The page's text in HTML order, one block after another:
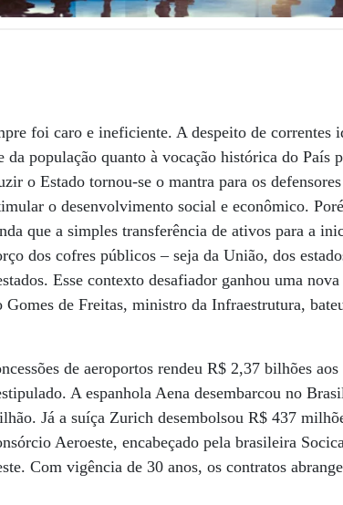
foi caro e ineficiente. A despeito de correntes
da população quanto à vocação histórica do País
o Estado tornou-se o mantra para os
o desenvolvimento social e econômico.
que a simples transferência de ativos para a
dos cofres públicos – seja da União, dos
Esse contexto desafiador ganhou uma
Gomes de Freitas, ministro da Infraestrutura,
de aeroportos rendeu R$ 2,37 bilhões
A espanhola Aena desembarcou no
Já a suíça Zurich desembolsou R$ 437
Aeroeste, encabeçado pela brasileira
Com vigência de 30 anos, os contratos